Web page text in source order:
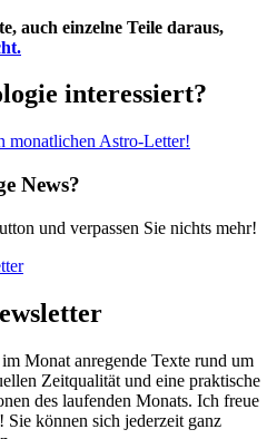
auch einzelne Teile daraus,
interessiert?
monatlichen Astro-Letter!
News?
und verpassen Sie nichts mehr!
Monat anregende Texte rund um
Zeitqualität und eine praktische
des laufenden Monats. Ich freue
können sich jederzeit ganz